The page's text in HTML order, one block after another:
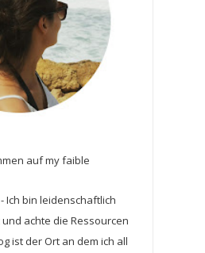
auf my faible
- Ich bin leidenschaftlich
achte die Ressourcen
ist der Ort an dem ich all